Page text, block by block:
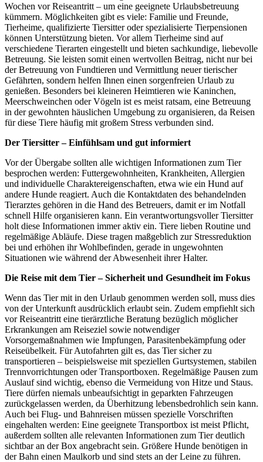
Wochen vor Reiseantritt – um eine geeignete Urlaubsbetreuung
kümmern. Möglichkeiten gibt es viele: Familie und Freunde,
Tierheime, qualifizierte Tiersitter oder spezialisierte Tierpensionen
können Unterstützung bieten. Vor allem Tierheime sind auf
verschiedene Tierarten eingestellt und bieten sachkundige, liebevolle
Betreuung. Sie leisten somit einen wertvollen Beitrag, nicht nur bei
der Betreuung von Fundtieren und Vermittlung neuer tierischer
Gefährten, sondern helfen Ihnen einen sorgenfreien Urlaub zu
genießen. Besonders bei kleineren Heimtieren wie Kaninchen,
Meerschweinchen oder Vögeln ist es meist ratsam, eine Betreuung
in der gewohnten häuslichen Umgebung zu organisieren, da Reisen
für diese Tiere häufig mit großem Stress verbunden sind.
Der Tiersitter – Einfühlsam und gut informiert
Vor der Übergabe sollten alle wichtigen Informationen zum Tier
besprochen werden: Futtergewohnheiten, Krankheiten, Allergien
und individuelle Charaktereigenschaften, etwa wie ein Hund auf
andere Hunde reagiert. Auch die Kontaktdaten des behandelnden
Tierarztes gehören in die Hand des Betreuers, damit er im Notfall
schnell Hilfe organisieren kann. Ein verantwortungsvoller Tiersitter
holt diese Informationen immer aktiv ein. Tiere lieben Routine und
regelmäßige Abläufe. Diese tragen maßgeblich zur Stressreduktion
bei und erhöhen ihr Wohlbefinden, gerade in ungewohnten
Situationen wie während der Abwesenheit ihrer Halter.
Die Reise mit dem Tier – Sicherheit und Gesundheit im Fokus
Wenn das Tier mit in den Urlaub genommen werden soll, muss dies
von der Unterkunft ausdrücklich erlaubt sein. Zudem empfiehlt sich
vor Reiseantritt eine tierärztliche Beratung bezüglich möglicher
Erkrankungen am Reiseziel sowie notwendiger
Vorsorgemaßnahmen wie Impfungen, Parasitenbekämpfung oder
Reiseübelkeit. Für Autofahrten gilt es, das Tier sicher zu
transportieren – beispielsweise mit speziellen Gurtsystemen, stabilen
Trennvorrichtungen oder Transportboxen. Regelmäßige Pausen zum
Auslauf sind wichtig, ebenso die Vermeidung von Hitze und Staus.
Tiere dürfen niemals unbeaufsichtigt in geparkten Fahrzeugen
zurückgelassen werden, da Überhitzung lebensbedrohlich sein kann.
Auch bei Flug- und Bahnreisen müssen spezielle Vorschriften
eingehalten werden: Eine geeignete Transportbox ist meist Pflicht,
außerdem sollten alle relevanten Informationen zum Tier deutlich
sichtbar an der Box angebracht sein. Größere Hunde benötigen in
der Bahn einen Maulkorb und sind stets an der Leine zu führen.